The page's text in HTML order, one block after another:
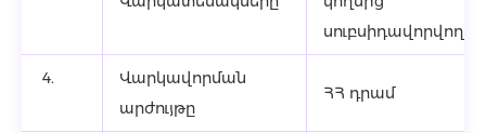
սուբսիդավորվող
4.
Վարկավորման
արժույթը
ՀՀ դրամ